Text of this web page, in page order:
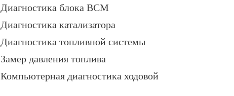
Диагностика блока BCM
Диагностика катализатора
Диагностика топливной системы
Замер давления топлива
Компьютерная диагностика ходовой